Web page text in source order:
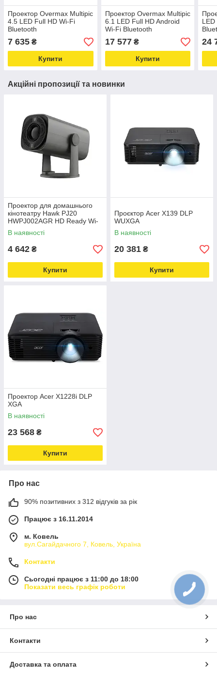
Проектор Overmax Multipic
4.5 LED Full HD Wi-Fi
Bluetooth
7 635 ₴
Купити
Проектор Overmax Multipic
6.1 LED Full HD Android
Wi-Fi Bluetooth
17 577₴
Купити
24
Акційні пропозиції та новинки
Проектор для домашнього
кінотеатру Hawk PJ20
HWPJ002AGR HD Ready Wi-
Fi Bluetooth
В наявності
4 642 ₴
Купити
Проєктор Acer X139 DLP
WUXGA
В наявності
20 381 ₴
Купити
Проектор Acer X1228i DLP
XGA
В наявності
23 568 ₴
Купити
Про нас
90% позитивних з 312 відгуків за рік
Працює з 16.11.2014
м. Ковель
вул.Сагайдачного 7, Ковель, Україна
Контакти
Сьогодні працює з 11:00 до 18:00
Показати весь графік роботи
Про нас
Контакти
Доставка та оплата